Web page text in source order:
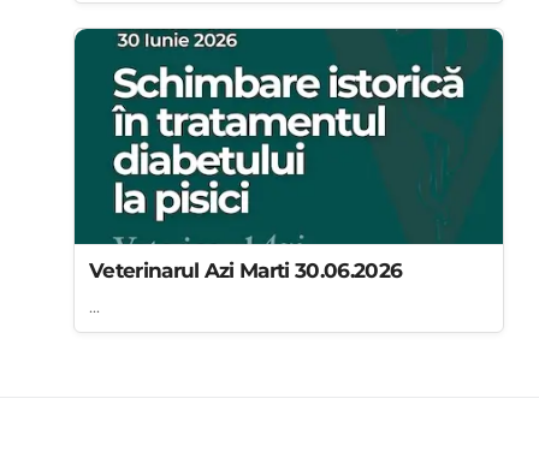
Veterinarul Azi Marti 30.06.2026
...